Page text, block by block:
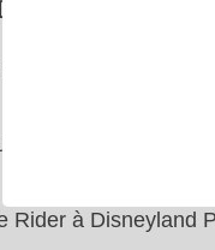
hôtels + billets :
Encanto : https://
Rider à Disneyland